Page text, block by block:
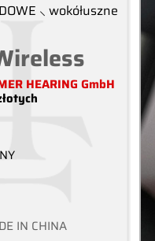
⸜ wokółuszne
HEARING GmbH
IN CHINA